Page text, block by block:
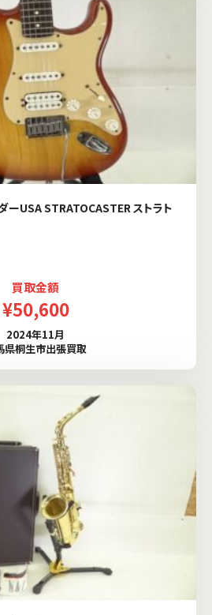
ーUSA STRATOCASTER ストラト
買取金額
¥50,600
2024年11月
県桐生市出張買取